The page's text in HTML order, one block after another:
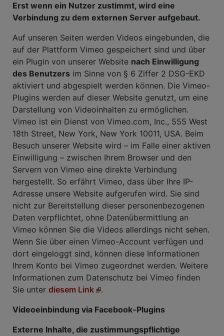
Erst wenn ein Nutzer zustimmt, wird eine
Verbindung zu dem externen Server aufgebaut.
Auf unseren Seiten werden Videos eingebunden, die
auf der Plattform Vimeo gespeichert sind und über
ein Plugin von unserer Website nach Einwilligung
des Benutzers im Sinne von § 6 Ziffer 2 DSG-EKD
aktiviert und abgespielt werden können. Die Vimeo-
Plugins werden auf dieser Website genutzt, um eine
Darstellung von Videoinhalten zu ermöglichen.
Vimeo ist ein Dienst von Vimeo.com, Inc., 555 West
18th Street, New York, New York 10011, USA. Beim
Besuch unserer Website wird – im Falle einer aktiven
Einwilligung – zwischen Ihrem Browser und den
Servern von Vimeo eine direkte Verbindung
hergestellt. So erfährt Vimeo, dass über Ihre IP-
Adresse unsere Website aufgerufen wird. Sie sind
nicht zur Bereitstellung dieser personenbezogenen
Daten verpflichtet, ohne Datenübermittlung an
Vimeo können Sie die Videos allerdings nicht sehen.
Wenn Sie über einen Vimeo-Account verfügen und
dort eingeloggt sind, können diese Informationen
Ihrem Konto bei Vimeo zugeordnet werden. Weitere
Informationen zum Datenschutz bei Vimeo finden
Sie unter diesem Link
.
Videoeinbindung via Facebook-Plugins
Externe Inhalte, die zustimmungspflichtige